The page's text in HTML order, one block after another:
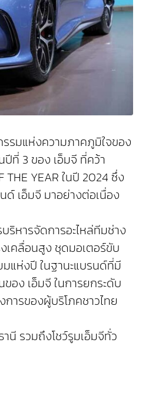
รมแห่งความภาคภูมิใจของ
ที่ 3 ของ เอ็มจี ที่คว้า
THE YEAR ในปี 2024 ซึ่ง
เอ็มจี มาอย่างต่อเนื่อง
ริหารจัดการอะไหล่ทีมช่าง
เคลื่อนสูง ชุดมอเตอร์ขับ
แห่งปี ในฐานะแบรนด์ที่มี
อง เอ็มจี ในการยกระดับ
ารของผู้บริโภคชาวไทย
นี รวมถึงโชว์รูมเอ็มจีทั่ว